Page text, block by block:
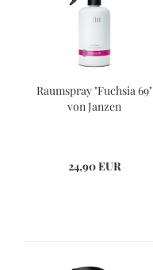
Raumspray "Fuchsia 69"
von Janzen
24,90 EUR